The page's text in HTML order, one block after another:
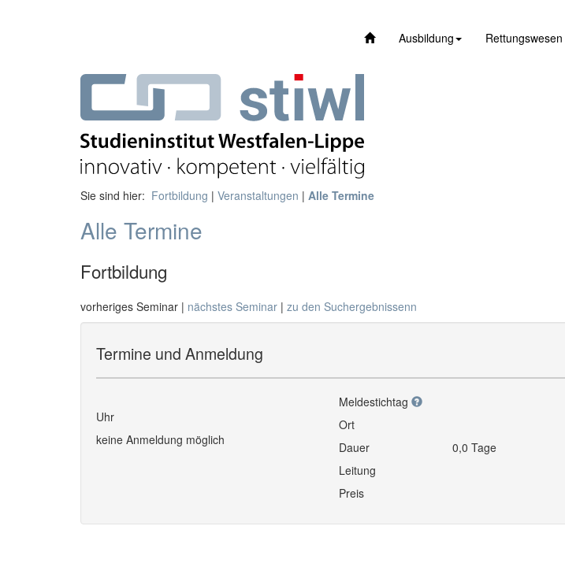
Ausbildung Rettungswesen
Sie sind hier: Fortbildung | Veranstaltungen | Alle Termine
Alle Termine
Fortbildung
vorheriges Seminar | nächstes Seminar | zu den Suchergebnissenn
Termine und Anmeldung
Uhr
keine Anmeldung möglich
Meldestichtag
Ort
Dauer
0,0 Tage
Leitung
Preis